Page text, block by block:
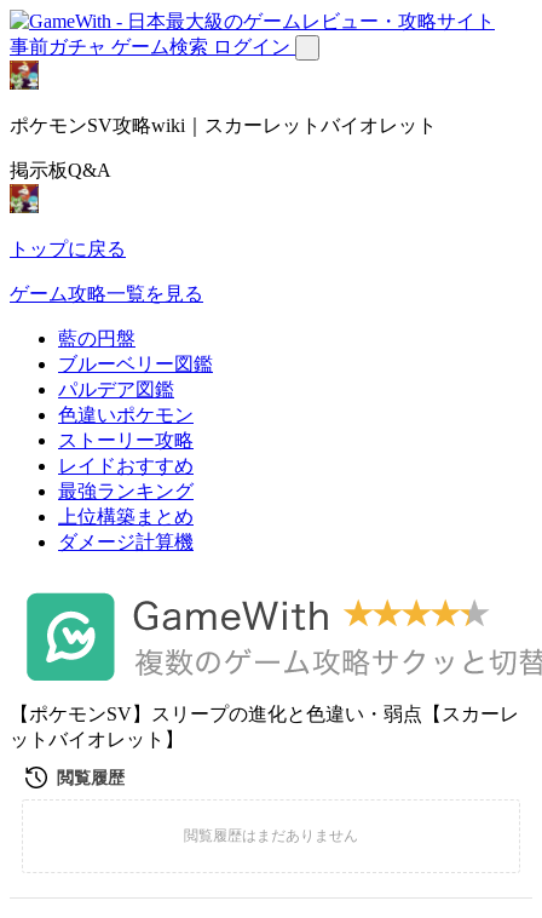
事前ガチャ ゲーム検索 ログイン
ポケモンSV攻略wiki｜スカーレットバイオレット
掲示板Q&A
トップに戻る
ゲーム攻略一覧を見る
藍の円盤
ブルーベリー図鑑
パルデア図鑑
色違いポケモン
ストーリー攻略
レイドおすすめ
最強ランキング
上位構築まとめ
ダメージ計算機
【ポケモンSV】スリープの進化と色違い・弱点【スカーレ
ットバイオレット】